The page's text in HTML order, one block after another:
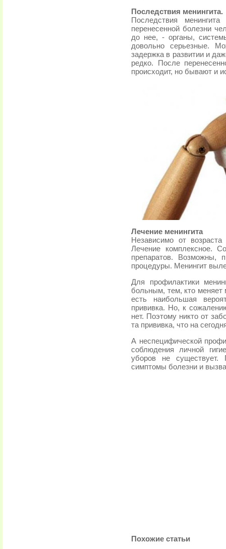
Последствия менингита.
Последствия
перенесенной болезни
до нее, - органы,
довольно серьезные.
задержка в развитии и
редко. После
происходит, но бывают и
Лечение менингита
Независимо от
Лечение комплексное.
препаратов. Возможны,
процедуры. Менингит
Для профилактики
больным, тем, кто меняет
есть наибольшая
прививка. Но, к
нет. Поэтому никто от
та прививка, что на
А неспецифической
соблюдения личной
уборов не существует.
симптомы болезни и
Похожие статьи